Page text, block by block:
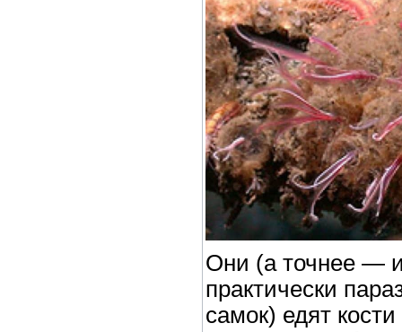
Они (а точнее —
практически
самок) едят